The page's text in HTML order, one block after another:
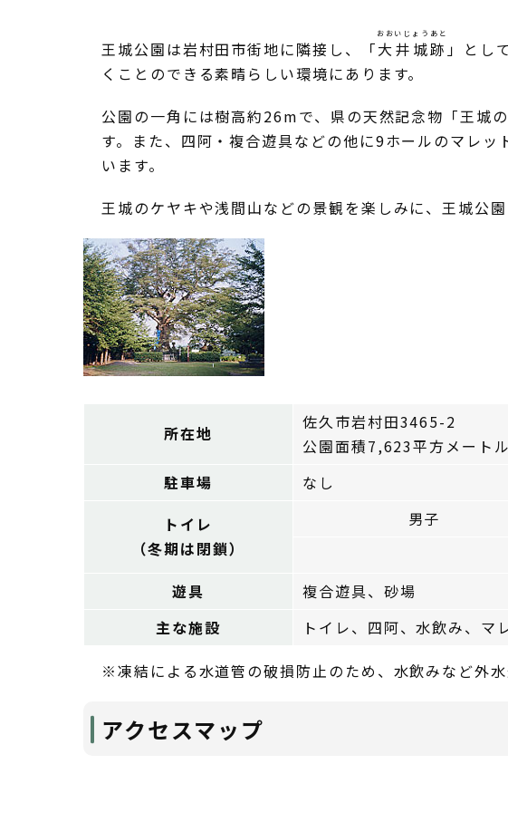
王城公園は岩村田市街地に隣接し、「大井城跡
おおいじょうあと
」とし
くことのできる素晴らしい環境にあります。
公園の一角には樹高約26mで、県の天然記念物「王城
す。また、四阿・複合遊具などの他に9ホールのマレ
います。
王城のケヤキや浅間山などの景観を楽しみに、王城公
所在地
佐久市岩村田3465-2
公園面積7,623平方メートル
駐車場
なし
トイレ
（冬期は閉鎖）
男子
遊具
複合遊具、砂場
主な施設
トイレ、四阿、水飲み、マ
※凍結による水道管の破損防止のため、水飲みなど外
アクセスマップ